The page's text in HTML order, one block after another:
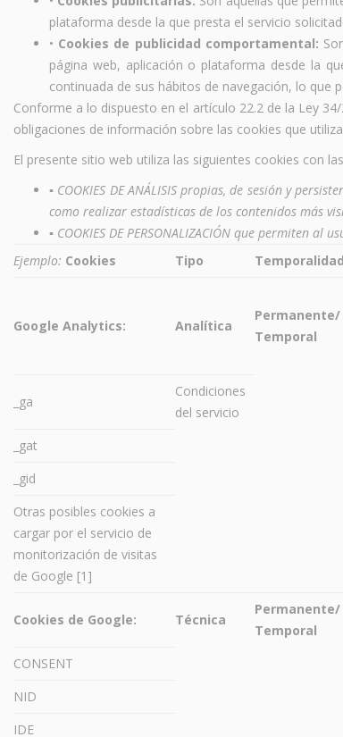
plataforma desde la que presta el servicio
• Cookies de publicidad comportamental:
página web, aplicación o plataforma desde la
continuada de sus hábitos de navegación, lo que
Conforme a lo dispuesto en el artículo 22.2 de la Ley
obligaciones de información sobre las cookies que
El presente sitio web utiliza las siguientes cookies con
▪ COOKIES DE ANÁLISIS propias, de sesión y
como realizar estadísticas de los contenidos más
▪ COOKIES DE PERSONALIZACIÓN que permiten
Ejemplo: Cookies Tipo Temporalidad
Google Analytics: Analítica
Permanente/
Temporal
_ga
Condiciones
del servicio
_gat
_gid
Otras posibles cookies a
cargar por el servicio de
monitorización de visitas
de Google [1]
Cookies de Google: Técnica
Permanente/
Temporal
CONSENT
NID
IDE